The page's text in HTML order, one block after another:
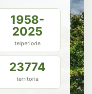
1958-
2025
telperiode
23774
territoria